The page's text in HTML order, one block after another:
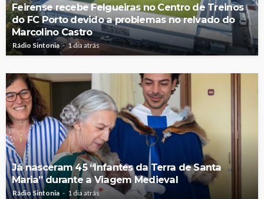
Feirense recebe Felgueiras no Centro de Treinos
do FC Porto devido a problemas no relvado do
Marcolino Castro
Rádio Sintonia 1 dia atrás
Já nasceram 45 “Infantes da Terra de Santa
Maria” durante a Viagem Medieval
Rádio Sintonia 1 dia atrás